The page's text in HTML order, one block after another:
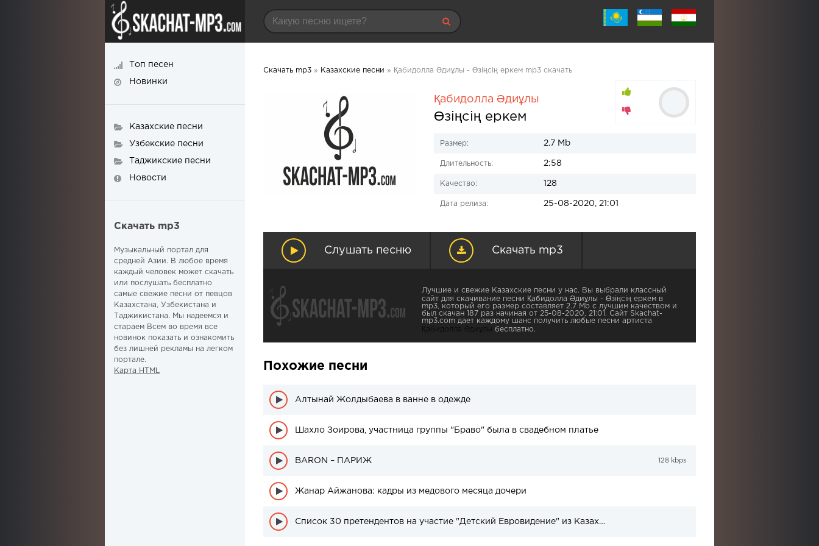
Скачать mp3 » Казахские песни » Қабидолла Әдиұлы - Өзіңсің еркем mp3 скачать
Қабидолла Әдиұлы
Өзіңсің еркем
Размер: 2.7 Mb
Длительность: 2:58
Качество: 128
Дата релиза: 25-08-2020, 21:01
Слушать песню Скачать mp3
Лучшие и свежие Казахские песни у нас. Вы выбрали классный
сайт для скачивание песни Қабидолла Әдиұлы - Өзіңсің еркем в
mp3, который его размер составляет 2.7 Mb с лучшим качеством и
был скачан 187 раз начиная от 25-08-2020, 21:01. Сайт Skachat-
mp3.com дает каждому шанс получить любые песни артиста
Қабидолла Әдиұлы
бесплатно.
Похожие песни
Алтынай Жолдыбаева в ванне в одежде
Шахло Зоирова, участница группы "Браво" была в свадебном платье
BARON – ПАРИЖ 128 kbps
Жанар Айжанова: кадры из медового месяца дочери
Список 30 претендентов на участие "Детский Евровидение" из Казахстана
Топ песен
Новинки
Казахские песни
Узбекские песни
Таджикские песни
Новости
Скачать mp3
Музыкальный портал для
средней Азии. В любое время
каждый человек может скачать
или послушать бесплатно
самые свежие песни от певцов
Казахстана, Узбекистана и
Таджикистана. Мы надеемся и
стараем Всем во время все
новинок показать и ознакомить
без лишней рекламы на легком
портале.
Карта HTML